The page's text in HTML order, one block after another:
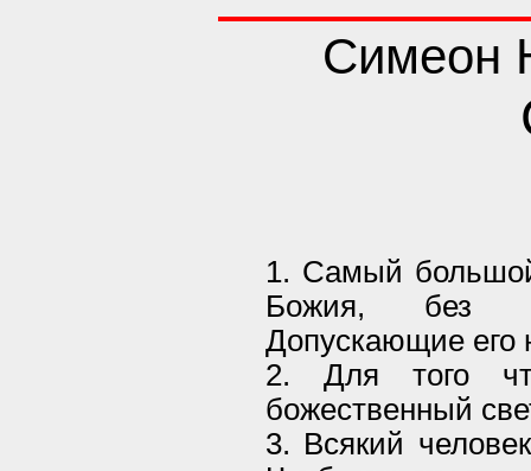
Симеон
1. Самый
Божия, без
Допускающие его
2. Для того
божественный
3. Всякий